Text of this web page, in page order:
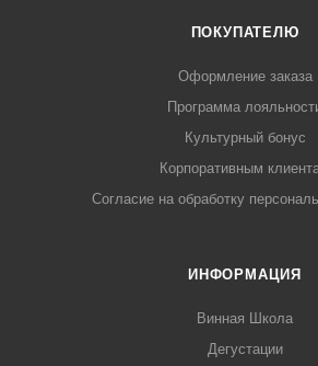
ПОКУПАТЕЛЮ
Оформление заказа
Программа
Культурный бонус
Корпоративным
Согласие на обработку
ИНФОРМАЦИЯ
Винная Школа
Дегустации